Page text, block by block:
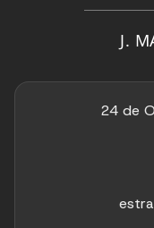
J.
24 de